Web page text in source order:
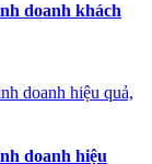
doanh khách
doanh hiệu